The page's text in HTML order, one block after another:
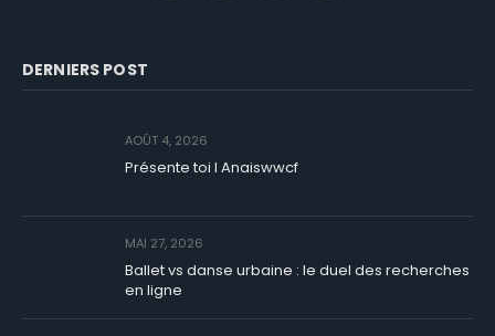
DERNIERS POST
AOÛT 4, 2026
Présente toi I Anaiswwcf
MAI 27, 2026
Ballet vs danse urbaine : le duel des recherches
en ligne